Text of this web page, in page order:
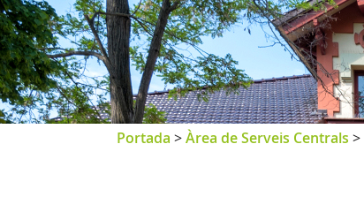
Portada >Àrea de Serveis Centrals >